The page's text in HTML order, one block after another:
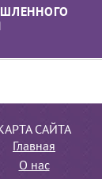
САЙТА
Главная
О нас